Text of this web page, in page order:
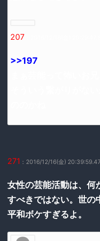
207
>>197
271 ：2016/12/16(金)
女性の芸能活動は、何
すべきではない。世の
平和ボケすぎるよ。